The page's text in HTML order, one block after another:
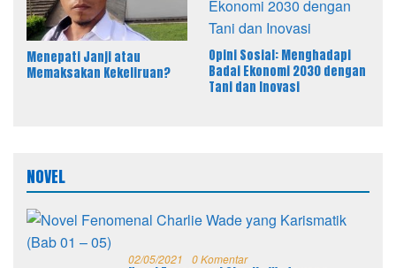
Menepati Janji atau
Memaksakan Kekeliruan?
Opini Sosial: Menghadapi
Badai Ekonomi 2030 dengan
Tani dan Inovasi
NOVEL
02/05/2021 0 Komentar